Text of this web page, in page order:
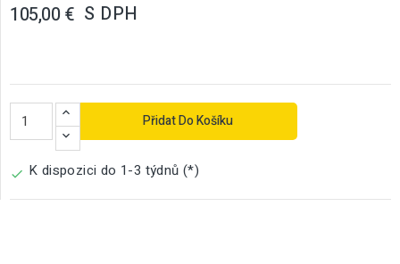
105,00 € S DPH
Přidat Do Košíku
 K dispozici do 1-3 týdnů (*)